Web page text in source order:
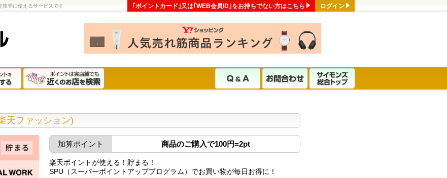
換等に使えるサービスです ｢ポイントカード｣又は｢WEB会員ID｣をお持ちでない方はこちら ログイン
天ファッション)
加算ポイント 商品のご購入で100円=2pt
楽天ポイントが使える！貯まる！
SPU（スーパーポイントアッププログラム）でお買い物が毎日お得に！